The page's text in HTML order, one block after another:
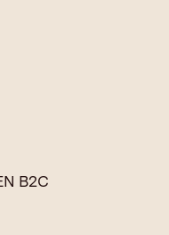
B2C